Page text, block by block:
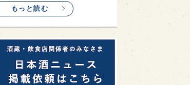
もっと読む